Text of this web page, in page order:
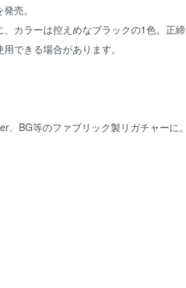
売。
カラーは控えめなブラックの1色。正締
できる場合があります。
、BG等のファブリック製リガチャーに。